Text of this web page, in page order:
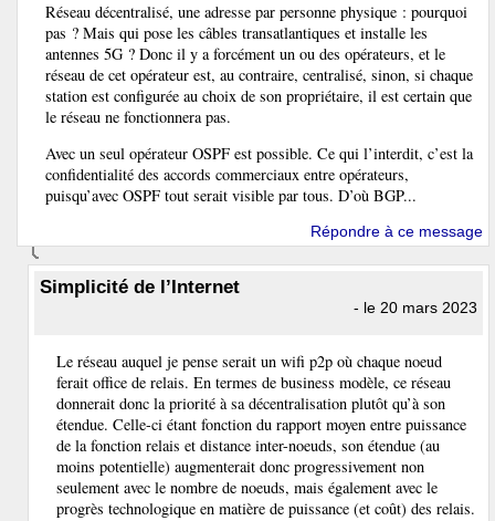
Réseau décentralisé, une adresse par personne physique : pourquoi
pas ? Mais qui pose les câbles transatlantiques et installe les
antennes 5G ? Donc il y a forcément un ou des opérateurs, et le
réseau de cet opérateur est, au contraire, centralisé, sinon, si chaque
station est configurée au choix de son propriétaire, il est certain que
le réseau ne fonctionnera pas.
Avec un seul opérateur OSPF est possible. Ce qui l’interdit, c’est la
confidentialité des accords commerciaux entre opérateurs,
puisqu’avec OSPF tout serait visible par tous. D’où BGP...
Répondre à ce message
Simplicité de l’Internet
- le 20 mars 2023
Le réseau auquel je pense serait un wifi p2p où chaque noeud
ferait office de relais. En termes de business modèle, ce réseau
donnerait donc la priorité à sa décentralisation plutôt qu’à son
étendue. Celle-ci étant fonction du rapport moyen entre puissance
de la fonction relais et distance inter-noeuds, son étendue (au
moins potentielle) augmenterait donc progressivement non
seulement avec le nombre de noeuds, mais également avec le
progrès technologique en matière de puissance (et coût) des relais.